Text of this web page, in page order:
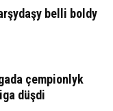
belli boldy
çempionlyk
düşdi